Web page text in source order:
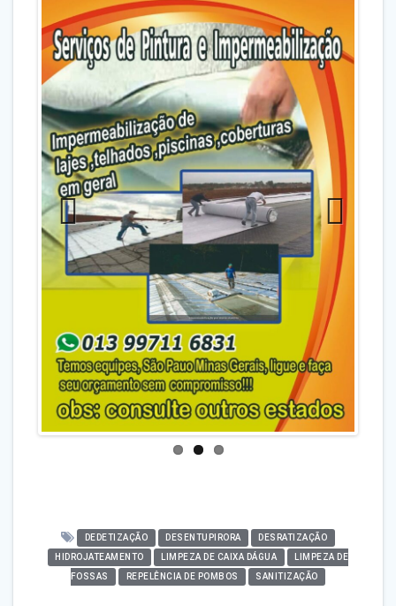
Previo
us
Next
DEDETIZAÇÃO DESENTUPIRORA
DESRATIZAÇÃO
HIDROJATEAMENTO
LIMPEZA DE CAIXA DÁGUA
LIMPEZA DE
FOSSAS
REPELÊNCIA DE POMBOS SANITIZAÇÃO